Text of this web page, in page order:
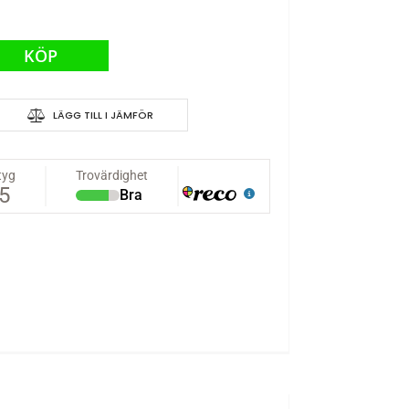
KÖP
LÄGG TILL I JÄMFÖR